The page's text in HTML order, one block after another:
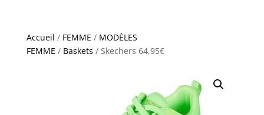
Accueil / FEMME / MODÈLES
FEMME / Baskets / Skechers 64,95€